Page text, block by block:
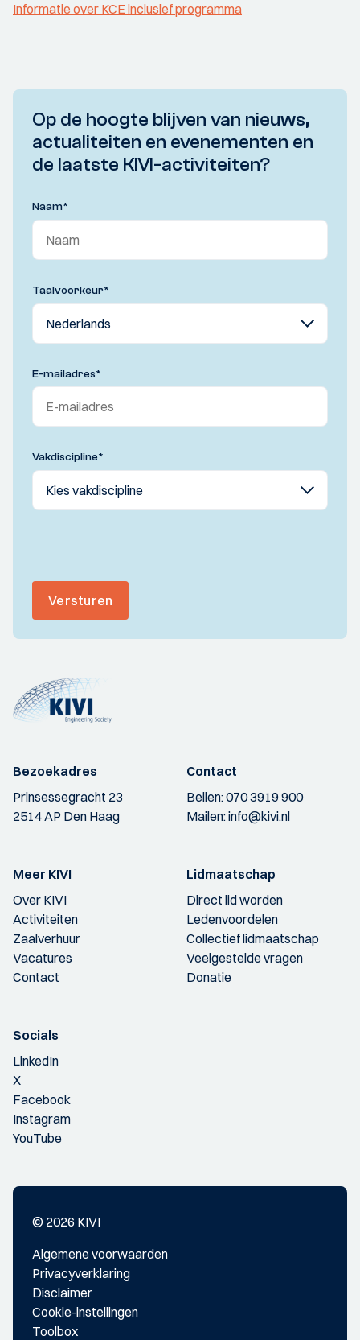
Informatie over KCE inclusief programma
Op de hoogte blijven van nieuws,
actualiteiten en evenementen en
de laatste KIVI-activiteiten?
Naam*
Taalvoorkeur*
E-mailadres*
Vakdiscipline*
Versturen
Bezoekadres
Prinsessegracht 23
2514 AP Den Haag
Contact
Bellen:070 3919 900
Mailen:info@kivi.nl
Meer KIVI
Over KIVI
Activiteiten
Zaalverhuur
Vacatures
Contact
Lidmaatschap
Direct lid worden
Ledenvoordelen
Collectief lidmaatschap
Veelgestelde vragen
Donatie
Socials
LinkedIn
X
Facebook
Instagram
YouTube
© 2026 KIVI
Algemene voorwaarden
Privacyverklaring
Disclaimer
Cookie-instellingen
Toolbox